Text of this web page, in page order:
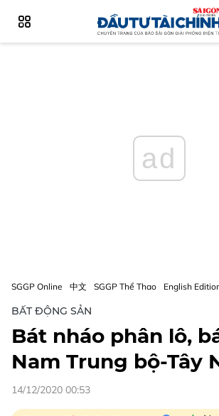
ad
SGGP Online 中文 SGGP Thể Thao English
BẤT ĐỘNG SẢN
Bát nháo phân lô,
Nam Trung bộ-Tây
14/12/2020 00:53